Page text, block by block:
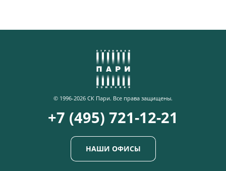
© 1996-2026 СК Пари. Все права защищены.
+7 (495) 721-12-21
НАШИ ОФИСЫ